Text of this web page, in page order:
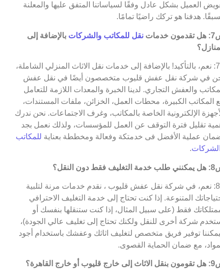
العميل بشكل عادل وفقًا لسياساتنا المتفق عليها والمعلنة
هدفنا هو تركك راضيًا تمامًا.
خدمات نقل للمكاتب والشركات بالإضافة إلى
ج7: نعم، بالتأكيد! بالإضافة إلى خدمات نقل الاثاث المنزلي الشاملة،
في شركة نقل عفش قليوب متخصصون أيضًا في نقل عفش
والعفش التجاري. لدينا الخبرة والمعدات اللازمة للتعامل
المكاتب الكبيرة، محطات العمل، الخزائن، ملفات المستندات،
الإلكترونية الخاصة بالمكاتب، وغرف الاجتماعات. نحن ندرك
تقليل فترة التوقف عن العمل للمؤسسات، ولذلك نعمل بجد
عملية الأفضل فى خدمتكة وفعالة ومخططة بعناية للمكاتب
.
فقط دون النقل؟
ج8: نعم، في شركة نقل عفش قليوب ، نقدم خدمات مرنة لتلبية
المتنوعة. إذا كنت تحتاج إلى خدمة التغليف الاحترافي
فقط (على سبيل المثال، إذا كنت ستنقلها بنفسك أو
شركة أخرى للنقل ولكنك تحتاج إلى تغليف عالي الجودة)،
توفير فريق متخصص لتغليف اثاثك وعفشك باستخدام أجود
مع ضمان الحماية القصوى.
أو خارج القاهرة؟